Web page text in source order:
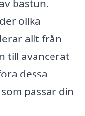
bastun.
olika
allt från
till avancerat
dessa
passar din